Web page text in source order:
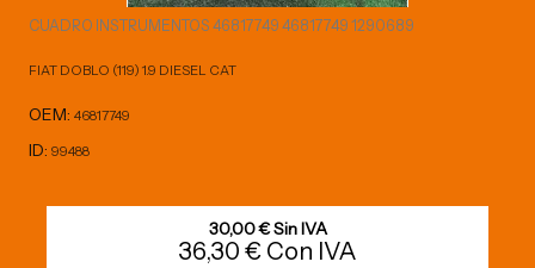
CUADRO INSTRUMENTOS 46817749 46817749 1290689
FIAT DOBLO (119) 1.9 DIESEL CAT
OEM: 46817749
ID: 99488
30,00 € Sin IVA
36,30 € Con IVA